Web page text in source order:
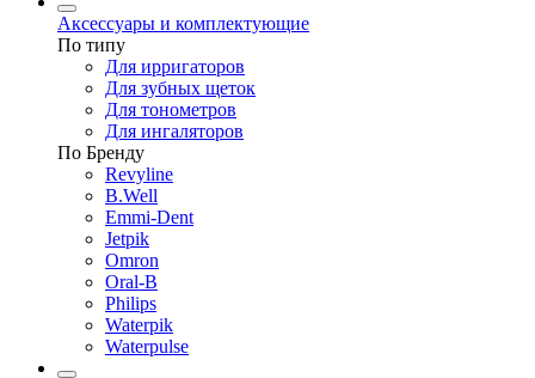
Аксессуары и комплектующие
По типу
Для ирригаторов
Для зубных щеток
Для тонометров
Для ингаляторов
По Бренду
Revyline
B.Well
Emmi-Dent
Jetpik
Omron
Oral-B
Philips
Waterpik
Waterpulse